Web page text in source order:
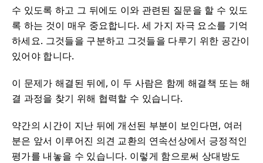
수 있도록 하고 그 뒤에도 이와 관련된 질문을 할 수 있도
록 하는 것이 매우 중요합니다. 세 가지 자극 요소를 기억
하세요. 그것들을 구분하고 그것들을 다루기 위한 공간이
있어야 합니다.
이 문제가 해결된 뒤에, 이 두 사람은 함께 해결책 또는 해
결 과정을 찾기 위해 협력할 수 있습니다.
약간의 시간이 지난 뒤에 개선된 부분이 보인다면, 여러
분은 앞서 이루어진 의견 교환의 연속선상에서 긍정적인
평가를 내놓을 수 있습니다. 이렇게 함으로써 상대방도